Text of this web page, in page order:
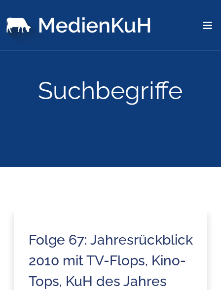
Suchbegriffe
Folge 67: Jahresrückblick
2010 mit TV-Flops, Kino-
Tops, KuH des Jahres